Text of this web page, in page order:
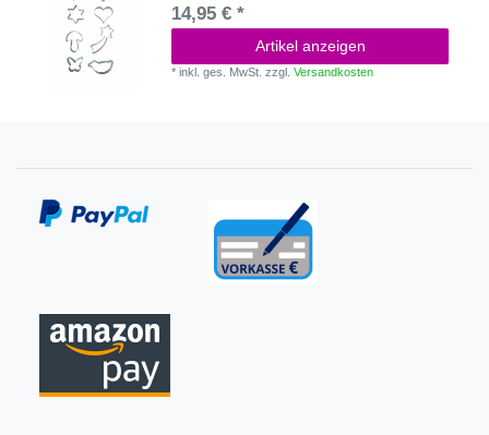
14,95 € *
Artikel anzeigen
*inkl. ges. MwSt. zzgl.Versandkosten